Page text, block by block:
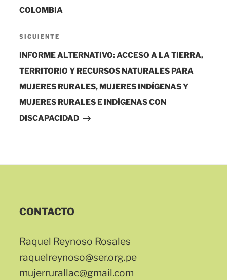
COLOMBIA
Siguiente
entrada
SIGUIENTE
INFORME ALTERNATIVO: ACCESO A LA TIERRA,
TERRITORIO Y RECURSOS NATURALES PARA
MUJERES RURALES, MUJERES INDÍGENAS Y
MUJERES RURALES E INDÍGENAS CON
DISCAPACIDAD
CONTACTO
Raquel Reynoso Rosales
raquelreynoso@ser.org.pe
mujerrurallac@gmail.com